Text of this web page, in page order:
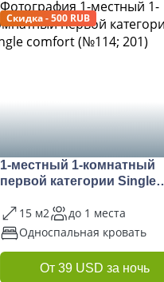
Скидка - 500 RUB
1-местный 1-комнатный
первой категории Single
15 м2
до 1 места
Односпальная кровать
От 39 USD за ночь